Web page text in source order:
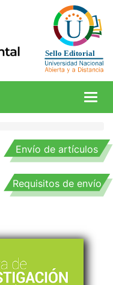
Envío de artículos
Requisitos de envío